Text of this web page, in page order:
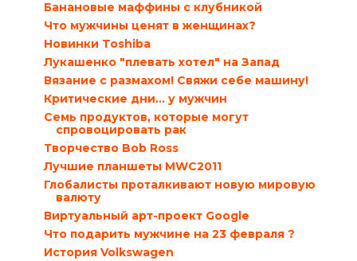
Банановые маффины с клубникой
Что мужчины ценят в женщинах?
Новинки Toshiba
Лукашенко "плевать хотел" на Запад
Вязание с размахом! Свяжи себе машину!
Критические дни… у мужчин
Семь продуктов, которые могут
спровоцировать рак
Творчество Bob Ross
Лучшие планшеты MWC2011
Глобалисты проталкивают новую мировую
валюту
Виртуальный арт-проект Google
Что подарить мужчине на 23 февраля ?
История Volkswagen